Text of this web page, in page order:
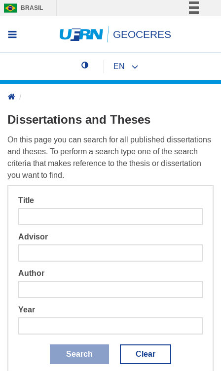
BRASIL
Comunica BR
Participe
Acesso à informação
Legislação
Access menu GEOCERES
Change page language
EN
Dissertations and Theses
On this page you can search for all published dissertations
and theses. To perform a search type one of the search
criteria that makes reference to the thesis or dissertation
you want to find.
Title
Advisor
Author
Year
Search Clear